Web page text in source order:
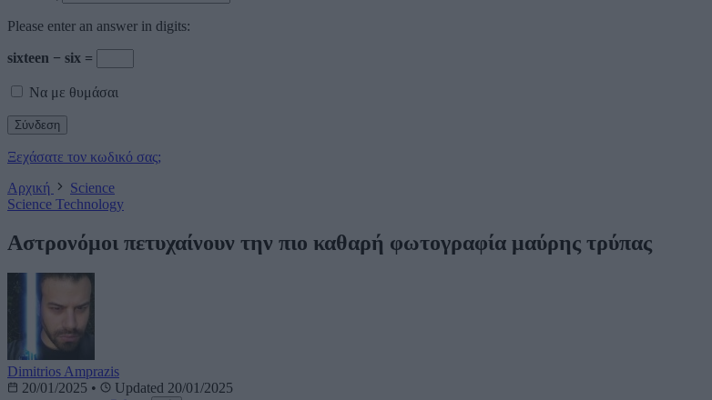
Please enter an answer in digits:
sixteen − six =
Να με θυμάσαι
Ξεχάσατε τον κωδικό σας;
Αρχική
Science
Science Technology
Αστρονόμοι πετυχαίνουν την πιο καθαρή φωτογραφία μαύρης τρύπας
Dimitrios Amprazis
20/01/2025 •
Updated 20/01/2025